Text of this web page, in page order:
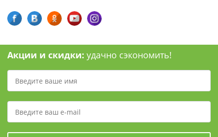
Акции и скидки: удачно сэкономить!